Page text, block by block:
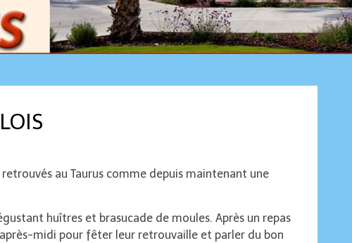
au Taurus comme depuis maintenant une
huîtres et brasucade de moules. Après un repas
midi pour fêter leur retrouvaille et parler du bon